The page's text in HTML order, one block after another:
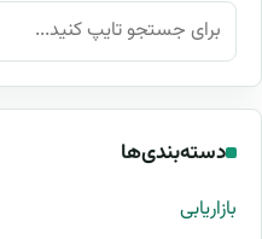
جستجو برای:
دسته‌بندی‌ها
بازاریابی